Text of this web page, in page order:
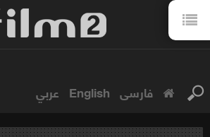
فارسی English عربي